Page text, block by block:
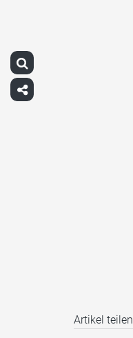
Artikel teilen